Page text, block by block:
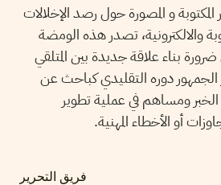
و المصورة حول رصد الإخلالات
والالكترونية، تصدر هذه الومضة
بناء علاقة جديدة بين المتلقي
دوره التقليدي كباحث عن
الخبر ومساهم في عملية تطوير
أو الأخطاء المهنية.
فريق التحرير